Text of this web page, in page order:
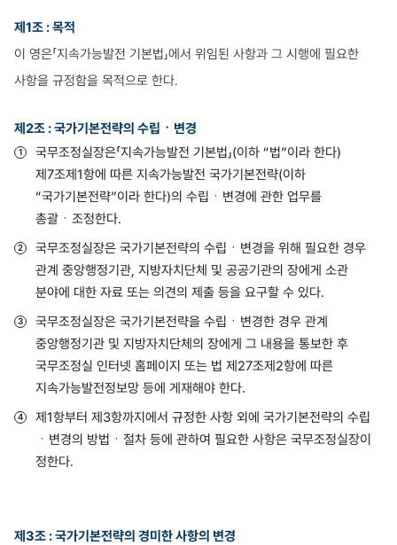
제1조 : 목적
이 영은「지속가능발전 기본법」에서 위임된 사항과 그 시행에 필요한
사항을 규정함을 목적으로 한다.
제2조 : 국가기본전략의 수립ㆍ변경
국무조정실장은「지속가능발전 기본법」(이하 “법”이라 한다)
제7조제1항에 따른 지속가능발전 국가기본전략(이하
“국가기본전략”이라 한다)의 수립ㆍ변경에 관한 업무를
총괄ㆍ조정한다.
국무조정실장은 국가기본전략의 수립ㆍ변경을 위해 필요한 경우
관계 중앙행정기관, 지방자치단체 및 공공기관의 장에게 소관
분야에 대한 자료 또는 의견의 제출 등을 요구할 수 있다.
국무조정실장은 국가기본전략을 수립ㆍ변경한 경우 관계
중앙행정기관 및 지방자치단체의 장에게 그 내용을 통보한 후
국무조정실 인터넷 홈페이지 또는 법 제27조제2항에 따른
지속가능발전정보망 등에 게재해야 한다.
제1항부터 제3항까지에서 규정한 사항 외에 국가기본전략의 수립
ㆍ변경의 방법ㆍ절차 등에 관하여 필요한 사항은 국무조정실장이
정한다.
제3조 : 국가기본전략의 경미한 사항의 변경